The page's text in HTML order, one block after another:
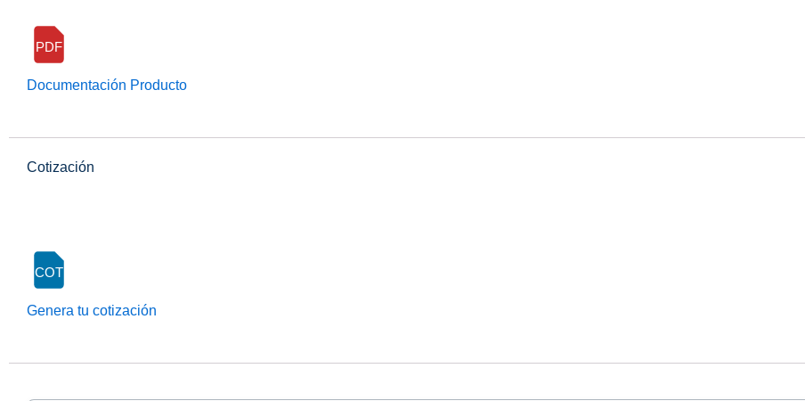
PDF
Documentación Producto
Cotización
COT
Genera tu cotización